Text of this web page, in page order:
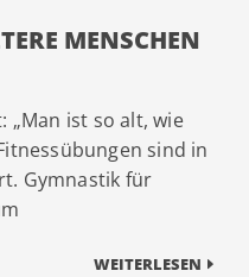
MENSCHEN
„Man ist so alt, wie
sind in
Gymnastik für
WEITERLESEN